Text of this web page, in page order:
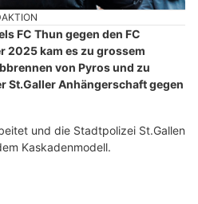
FC Thun gegen den FC
2025 kam es zu grossem
von Pyros und zu
St.Galler Anhängerschaft gegen
und die Stadtpolizei St.Gallen
Kaskadenmodell.